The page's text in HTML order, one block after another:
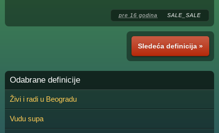
pre 16 godina SALE_SALE
Sledeća definicija »
Odabrane definicije
Živi i radi u Beogradu
Vudu supa